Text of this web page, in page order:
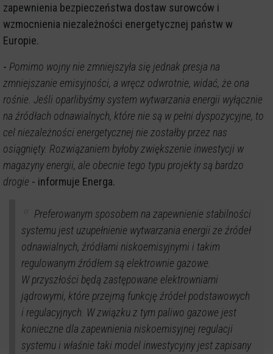
zapewnienia bezpieczeństwa dostaw surowców i
wzmocnienia niezależności energetycznej państw w
Europie.
- Pomimo wojny nie zmniejszyła się jednak presja na
zmniejszanie emisyjności, a wręcz odwrotnie, widać, że ona
rośnie. Jeśli oparlibyśmy system wytwarzania energii wyłącznie
na źródłach odnawialnych, które nie są w pełni dyspozycyjne, to
cel niezależności energetycznej nie zostałby przez nas
osiągnięty. Rozwiązaniem byłoby zwiększenie inwestycji w
magazyny energii, ale obecnie tego typu projekty są bardzo
drogie - informuje Energa.
Preferowanym sposobem na zapewnienie stabilności
systemu jest uzupełnienie wytwarzania energii ze źródeł
odnawialnych, źródłami niskoemisyjnymi i takim
regulowanym źródłem są elektrownie gazowe.
W przyszłości będą zastępowane elektrowniami
jądrowymi, które przejmą funkcję źródeł podstawowych
i regulacyjnych. W związku z tym paliwo gazowe jest
konieczne dla zapewnienia niskoemisyjnej regulacji
systemu i właśnie taki model inwestycyjny jest zapisany